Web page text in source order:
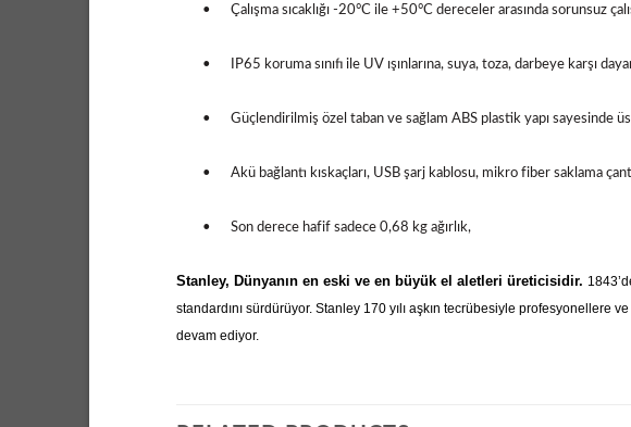
• Çalışma sıcaklığı -20°C ile +50°C dereceler arasında sorunsuz
• IP65 koruma sınıfı ile UV ışınlarına, suya, toza, darbeye karşı
• Güçlendirilmiş özel taban ve sağlam ABS plastik yapı sayesinde
• Akü bağlantı kıskaçları, USB şarj kablosu, mikro fiber saklama
• Son derece hafif sadece 0,68 kg ağırlık,
Stanley, Dünyanın en eski ve en büyük el aletleri üreticisidir.
standardını sürdürüyor. Stanley 170 yılı aşkın tecrübesiyle profesyonellere
devam ediyor.